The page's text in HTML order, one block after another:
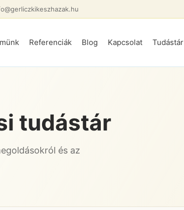
Referenciák Blog Kapcsolat Tudástár
tudástár
és az